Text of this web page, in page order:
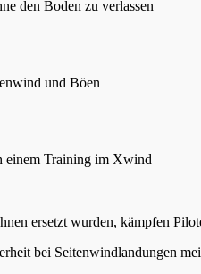
den Boden zu verlassen
und Böen
einem Training im Xwind
ersetzt wurden, kämpfen
bei Seitenwindlandungen